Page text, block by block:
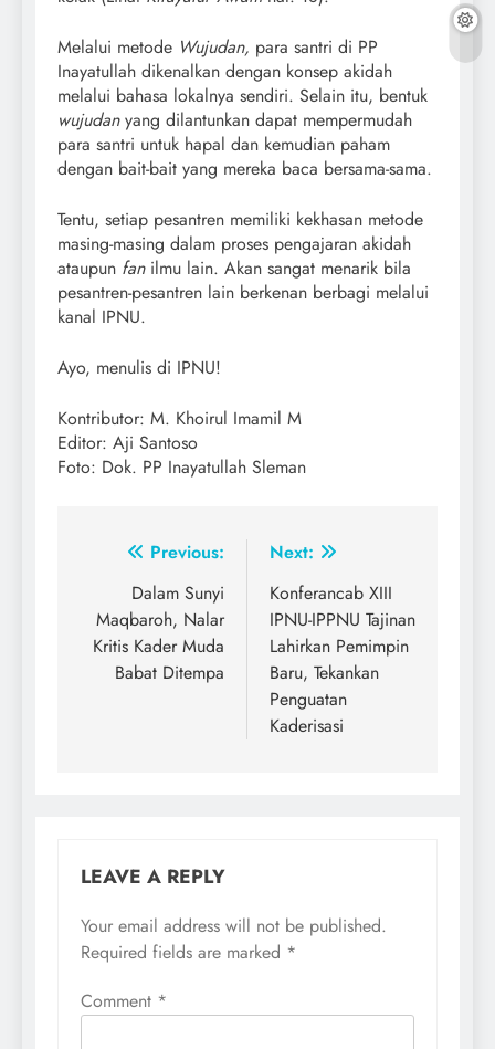
Melalui metode Wujudan, para santri di PP
Inayatullah dikenalkan dengan konsep akidah
melalui bahasa lokalnya sendiri. Selain itu, bentuk
wujudanyang dilantunkan dapat mempermudah
para santri untuk hapal dan kemudian paham
dengan bait-bait yang mereka baca bersama-sama.
Tentu, setiap pesantren memiliki kekhasan metode
masing-masing dalam proses pengajaran akidah
ataupun fan ilmu lain. Akan sangat menarik bila
pesantren-pesantren lain berkenan berbagi melalui
kanal IPNU.
Ayo, menulis di IPNU!
Kontributor: M. Khoirul Imamil M
Editor: Aji Santoso
Foto: Dok. PP Inayatullah Sleman
Post
navigation
Previous:
Dalam Sunyi
Maqbaroh, Nalar
Kritis Kader Muda
Babat Ditempa
Next:
Konferancab XIII
IPNU-IPPNU Tajinan
Lahirkan Pemimpin
Baru, Tekankan
Penguatan
Kaderisasi
LEAVE A REPLY
Your email address will not be published.
Required fields are marked *
Comment *